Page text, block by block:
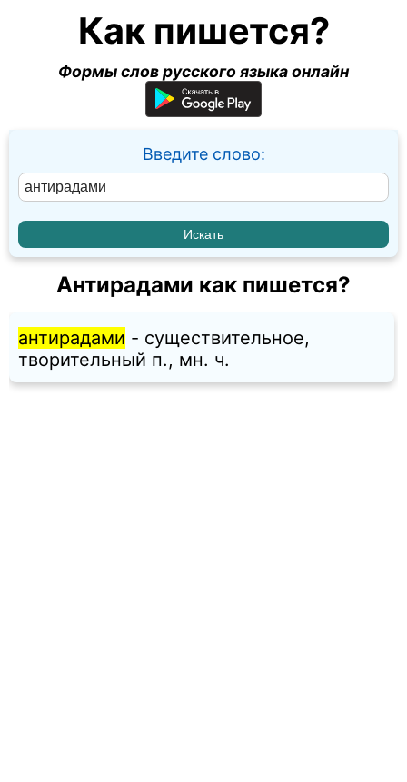
Как пишется?
Формы слов русского языка онлайн
Введите слово:
Антирадами как пишется?
антирадами - существительное,
творительный п., мн. ч.